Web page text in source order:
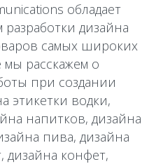
обладает
дизайна
самых широких
расскажем о
при создании
этикетки водки,
напитков, дизайна
пива, дизайна
дизайна конфет,